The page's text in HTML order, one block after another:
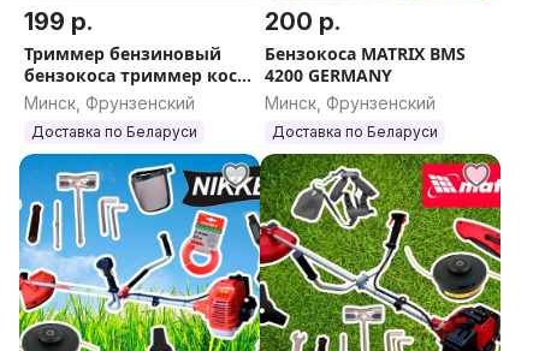
199 р.
Триммер бензиновый
бензокоса триммер коса
кусторез Gt5200 MASTER
Минск, Фрунзенский
Доставка по Беларуси
200 р.
Бензокоса MATRIX BMS
4200 GERMANY
Минск, Фрунзенский
Доставка по Беларуси